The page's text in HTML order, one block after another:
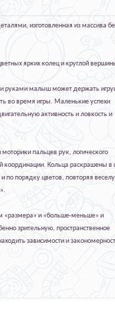
изготовленная из массива
ярких колец и круглой
руками малыш может держать
во время игры. Маленькие успехи
активность и ловкость и
пальцев рук, логического
координации. Кольца раскрашены в
по порядку цветов, повторяя
«размера» и «больше-меньше» и
зрительную, пространственное
зависимости и